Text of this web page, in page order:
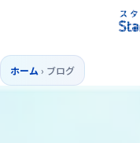
ホーム › ブログ